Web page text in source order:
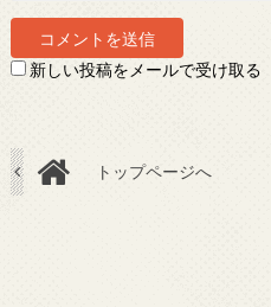
新しい投稿をメールで受け取る
トップページへ